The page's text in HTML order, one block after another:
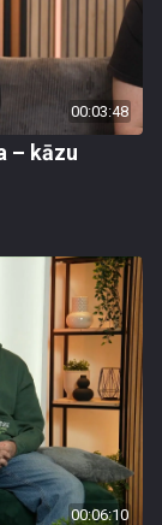
00:03:48
– kāzu
00:06:10